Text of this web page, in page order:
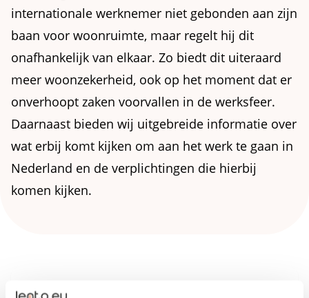
internationale werknemer niet gebonden aan zijn
baan voor woonruimte, maar regelt hij dit
onafhankelijk van elkaar. Zo biedt dit uiteraard
meer woonzekerheid, ook op het moment dat er
onverhoopt zaken voorvallen in de werksfeer.
Daarnaast bieden wij uitgebreide informatie over
wat erbij komt kijken om aan het werk te gaan in
Nederland en de verplichtingen die hierbij
komen kijken.